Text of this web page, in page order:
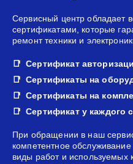
Сервисный центр обладает
сертификатами, которые
ремонт техники и
Сертификат
Сертификаты на
Сертификаты на
Сертификат у каждого
При обращении в наш
компетентное
виды работ и используемых